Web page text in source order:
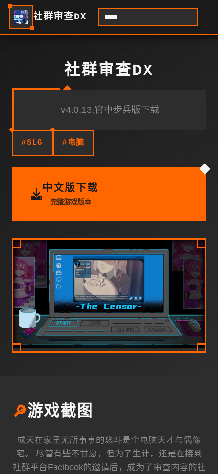
社群审查DX
社群审查DX
v4.0.13,官中步兵版下载
#SLG #电脑
中文版下载
完整游戏版本
🔎游戏截图
成天在家里无所事事的悠斗是个电脑天才与偶像
宅。 尽管有些不甘愿，但为了生计，还是在接到
社群平台Facibook的邀请后，成为了审查内容的社